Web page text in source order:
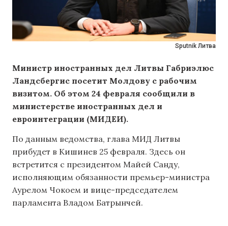
Sputnik Литва
Министр иностранных дел Литвы Габриэлюс
Ландсбергис посетит Молдову с рабочим
визитом. Об этом 24 февраля сообщили в
министерстве иностранных дел и
евроинтеграции (МИДЕИ).
По данным ведомства, глава МИД Литвы
прибудет в Кишинев 25 февраля. Здесь он
встретится с президентом Майей Санду,
исполняющим обязанности премьер-министра
Аурелом Чокоем и вице-председателем
парламента Владом Батрынчей.